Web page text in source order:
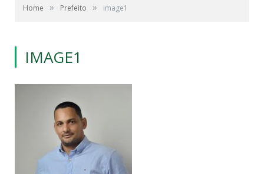
Home » Prefeito » image1
IMAGE1